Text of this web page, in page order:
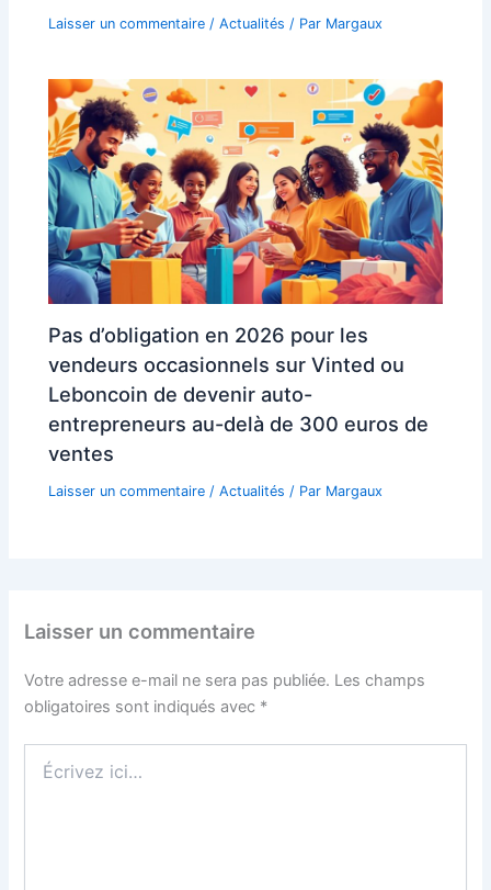
Laisser un commentaire /Actualités / Par Margaux
Pas d’obligation en 2026 pour les
vendeurs occasionnels sur Vinted ou
Leboncoin de devenir auto-
entrepreneurs au-delà de 300 euros de
ventes
Laisser un commentaire /Actualités / Par Margaux
Laisser un commentaire
Votre adresse e-mail ne sera pas publiée. Les champs
obligatoires sont indiqués avec *
ici…